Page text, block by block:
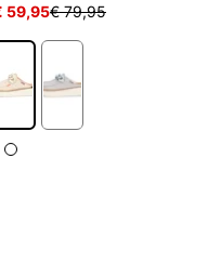
59,95€ 79,95